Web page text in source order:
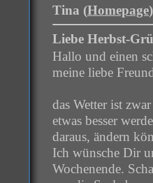
Tina (Homepage
Liebe Herbst-
Hallo und einen
meine liebe
das Wetter ist
etwas besser
daraus, ändern
Ich wünsche Dir
Wochenende.